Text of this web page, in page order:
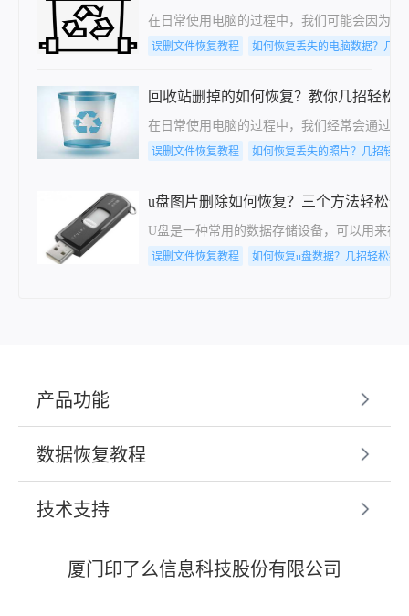
在日常使用电脑的过程中，我们可能会因为
误删文件恢复教程 如何恢复丢失的电脑数据？几招
回收站删掉的如何恢复？教你几招轻松
在日常使用电脑的过程中，我们经常会通过
误删文件恢复教程 如何恢复丢失的照片？几招轻松
u盘图片删除如何恢复？三个方法轻松恢
U盘是一种常用的数据存储设备，可以用来存
误删文件恢复教程 如何恢复u盘数据？几招轻松搞
产品功能
数据恢复教程
技术支持
厦门印了么信息科技股份有限公司